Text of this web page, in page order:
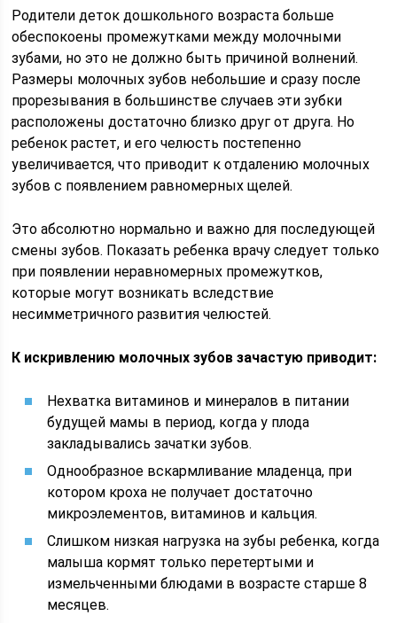
Родители деток дошкольного возраста больше
обеспокоены промежутками между молочными
зубами, но это не должно быть причиной волнений.
Размеры молочных зубов небольшие и сразу после
прорезывания в большинстве случаев эти зубки
расположены достаточно близко друг от друга. Но
ребенок растет, и его челюсть постепенно
увеличивается, что приводит к отдалению молочных
зубов с появлением равномерных щелей.
Это абсолютно нормально и важно для последующей
смены зубов. Показать ребенка врачу следует только
при появлении неравномерных промежутков,
которые могут возникать вследствие
несимметричного развития челюстей.
К искривлению молочных зубов зачастую приводит:
Нехватка витаминов и минералов в питании
будущей мамы в период, когда у плода
закладывались зачатки зубов.
Однообразное вскармливание младенца, при
котором кроха не получает достаточно
микроэлементов, витаминов и кальция.
Слишком низкая нагрузка на зубы ребенка, когда
малыша кормят только перетертыми и
измельченными блюдами в возрасте старше 8
месяцев.